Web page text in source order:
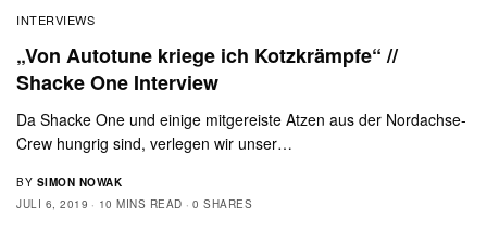
INTERVIEWS
„Von Autotune kriege ich Kotzkrämpfe“ //
Shacke One Interview
Da Shacke One und einige mitgereiste Atzen aus der Nordachse-
Crew hungrig sind, verlegen wir unser…
BY SIMON NOWAK
JULI 6, 2019
10 MINS READ 0 SHARES